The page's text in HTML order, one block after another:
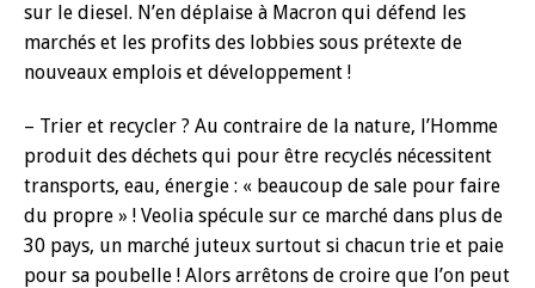
sur le diesel. N’en déplaise à Macron qui défend les
marchés et les profits des lobbies sous prétexte de
nouveaux emplois et développement !
– Trier et recycler ? Au contraire de la nature, l’Homme
produit des déchets qui pour être recyclés nécessitent
transports, eau, énergie : « beaucoup de sale pour faire
du propre » ! Veolia spécule sur ce marché dans plus de
30 pays, un marché juteux surtout si chacun trie et paie
pour sa poubelle ! Alors arrêtons de croire que l’on peut